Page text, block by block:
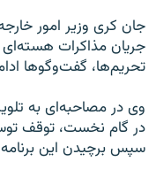
فرکانس‌ها
گزارش‌های تصویری
گزارش‌های ویدئویی
زنان فردا
English
به ما بپیوندید
جان کری وزیر امور
جریان مذاکرات هسته‌ای
تحریم‌ها، گفت‌وگوها
در گام نخست، توقف
سپس برچیدن این